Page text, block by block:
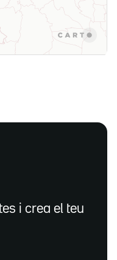
i crea el teu